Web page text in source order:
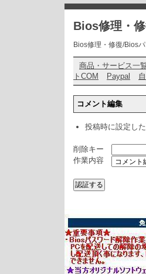
Bios修理・
Bios修理・修復/Bios
商品・サービス一
トCOM
Paypal
コメント編集
投稿時に設定し
削除キー
作業内容